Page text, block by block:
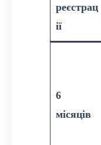
реєстрац
ії
6
місяців